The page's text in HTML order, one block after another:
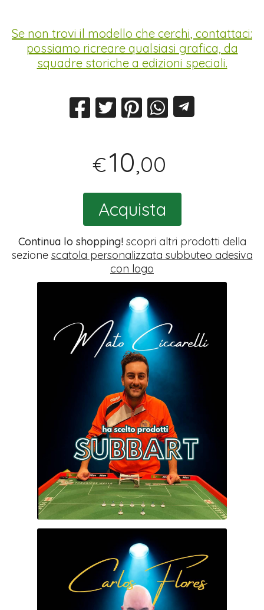
Se non trovi il modello che cerchi, contattaci:
possiamo ricreare qualsiasi grafica, da
squadre storiche a edizioni speciali.
€10,00
Acquista
Continua lo shopping!scopri altri prodotti della
sezione scatola personalizzata subbuteo adesiva
con logo